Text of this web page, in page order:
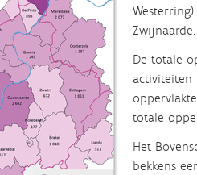
Zwijnaarde.
De totale
activiteiten
totale
Het
bekkens